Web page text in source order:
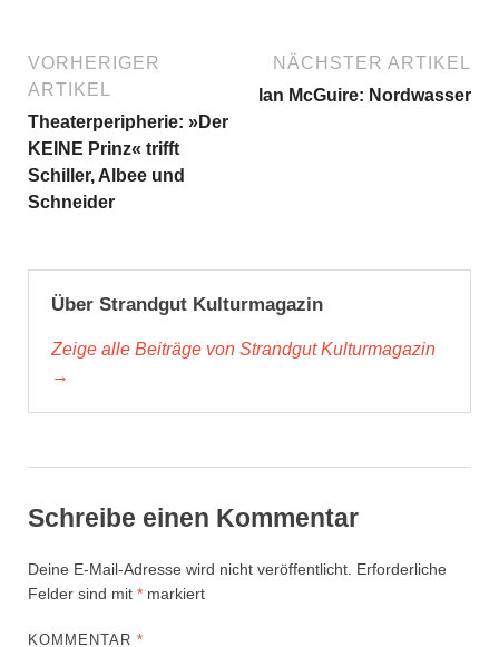
VORHERIGER
ARTIKEL
Theaterperipherie: »Der
KEINE Prinz« trifft
Schiller, Albee und
Schneider
NÄCHSTER ARTIKEL
Ian McGuire: Nordwasser
Über Strandgut Kulturmagazin
Zeige alle Beiträge von Strandgut Kulturmagazin
→
Schreibe einen Kommentar
Deine E-Mail-Adresse wird nicht veröffentlicht. Erforderliche
Felder sind mit * markiert
KOMMENTAR*